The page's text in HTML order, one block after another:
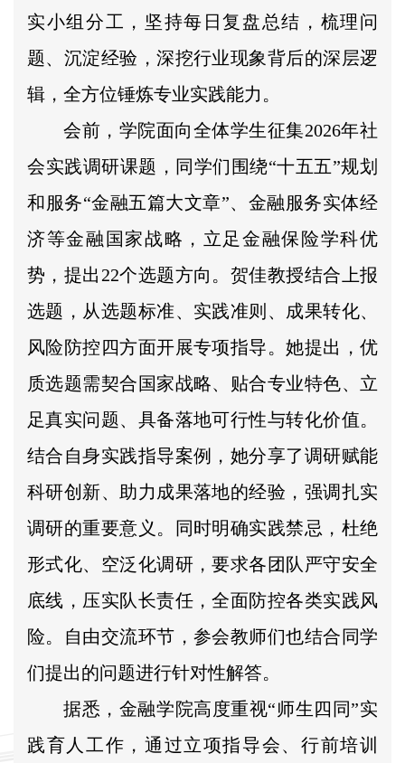
实小组分工，坚持每日复盘总结，梳理问
题、沉淀经验，深挖行业现象背后的深层逻
辑，全方位锤炼专业实践能力。
会前，学院面向全体学生征集2026年社
会实践调研课题，同学们围绕“十五五”规划
和服务“金融五篇大文章”、金融服务实体经
济等金融国家战略，立足金融保险学科优
势，提出22个选题方向。贺佳教授结合上报
选题，从选题标准、实践准则、成果转化、
风险防控四方面开展专项指导。她提出，优
质选题需契合国家战略、贴合专业特色、立
足真实问题、具备落地可行性与转化价值。
结合自身实践指导案例，她分享了调研赋能
科研创新、助力成果落地的经验，强调扎实
调研的重要意义。同时明确实践禁忌，杜绝
形式化、空泛化调研，要求各团队严守安全
底线，压实队长责任，全面防控各类实践风
险。自由交流环节，参会教师们也结合同学
们提出的问题进行针对性解答。
据悉，金融学院高度重视“师生四同”实
践育人工作，通过立项指导会、行前培训